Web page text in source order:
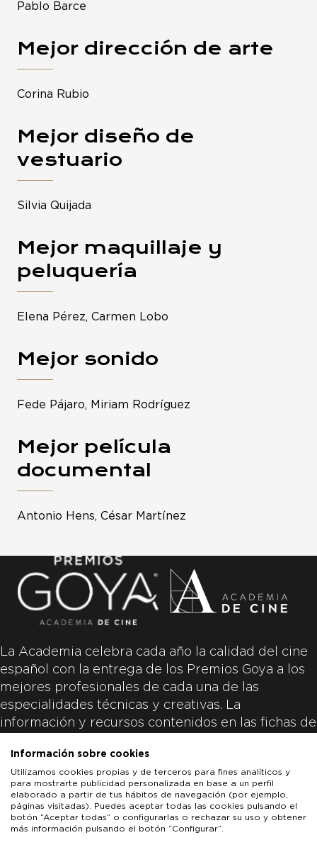
Pablo Barce
Mejor dirección de arte
Corina Rubio
Mejor diseño de
vestuario
Silvia Quijada
Mejor maquillaje y
peluquería
Elena Pérez, Carmen Lobo
Mejor sonido
Fede Pájaro, Miriam Rodríguez
Mejor película
documental
Antonio Hens, César Martínez
La Academia celebra cada año la calidad del cine
español con la entrega de los Premios Goya a los
mejores profesionales de cada una de las
especialidades técnicas y creativas. La
información y recursos contenidos en las fichas de
productoras de las películas y responsabilidad
única y exclusiva de las mismas.
Información sobre cookies
Utilizamos cookies propias y de terceros para fines analíticos y
para mostrarte publicidad personalizada en base a un perfil
elaborado a partir de tus hábitos de navegación (por ejemplo,
páginas visitadas). Puedes aceptar todas las cookies pulsando el
botón “Aceptar todas” o configurarlas o rechazar su uso y obtener
más información pulsando el botón “Configurar”.